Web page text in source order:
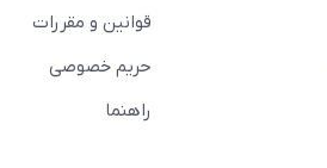
قوانین و مقررات
حریم خصوصی
راهنما